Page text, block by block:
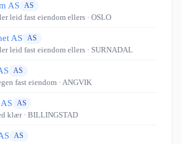
AS AS
leid fast eiendom ellers · OSLO
AS AS
leid fast eiendom ellers · SURNADAL
AS
fast eiendom · ANGVIK
AS
klær· BILLINGSTAD
AS